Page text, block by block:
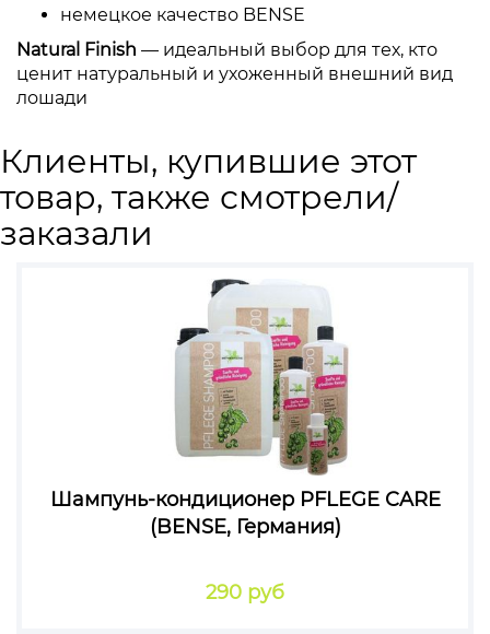
немецкое качество BENSE
Natural Finish — идеальный выбор для тех, кто
ценит натуральный и ухоженный внешний вид
лошади
Клиенты, купившие этот
товар, также смотрели/
заказали
Шампунь-кондиционер PFLEGE CARE
(BENSE, Германия)
290 руб